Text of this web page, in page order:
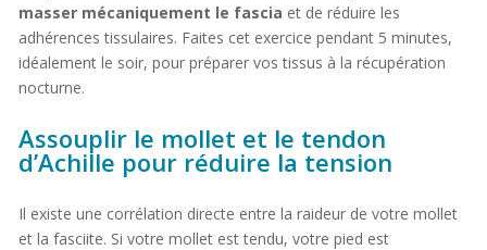
masser mécaniquement le fascia et de réduire les
adhérences tissulaires. Faites cet exercice pendant 5 minutes,
idéalement le soir, pour préparer vos tissus à la récupération
nocturne.
Assouplir le mollet et le tendon
d’Achille pour réduire la tension
Il existe une corrélation directe entre la raideur de votre mollet
et la fasciite. Si votre mollet est tendu, votre pied est